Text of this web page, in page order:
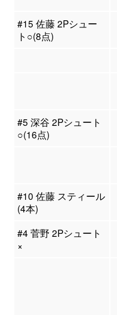
#15 佐藤 2Pシュー
ト○(8点)
#5 深谷 2Pシュート
○(16点)
#10 佐藤 スティール
(4本)
#4 菅野 2Pシュート
×